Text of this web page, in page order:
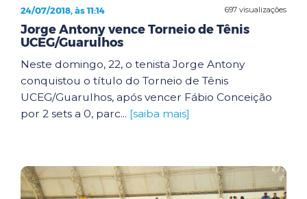
697 visualizações
24/07/2018, às 11:14
Jorge Antony vence Torneio de Tênis
UCEG/Guarulhos
Neste domingo, 22, o tenista Jorge Antony
conquistou o título do Torneio de Tênis
UCEG/Guarulhos, após vencer Fábio Conceição
por 2 sets a 0, parc... [saiba mais]